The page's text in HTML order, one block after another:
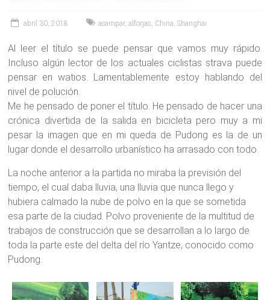
abril 30, 2018 acampar,alforjas, China,Shanghai
Al leer el título se puede pensar que vamos muy rápido.
Incluso algún lector de los actuales ciclistas strava puede
pensar en watios. Lamentablemente estoy hablando del
nivel de polución.
Me he pensado de poner el título. He pensado de hacer una
crónica divertida de la salida en bicicleta pero muy a mi
pesar la imagen que en mi queda de Pudong es la de un
lugar donde el desarrollo urbanístico ha arrasado con todo.
La noche anterior a la partida no miraba la previsión del
tiempo, el cual daba lluvia, una lluvia que nunca llego y
hubiera calmado la nube de polvo en la que se sometida
esa parte de la ciudad. Polvo proveniente de la multitud de
trabajos de construcción que se desarrollan a lo largo de
toda la parte este del delta del río Yantze, conocido como
Pudong.